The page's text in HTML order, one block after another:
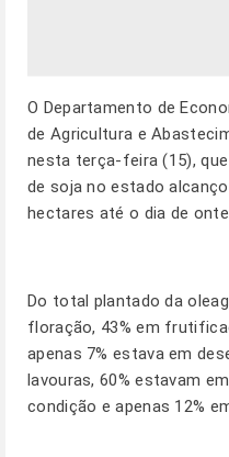
O Departamento de
de Agricultura e
nesta terça-feira (15),
de soja no estado
hectares até o dia de
Do total plantado da
floração, 43% em
apenas 7% estava em
lavouras, 60% estavam
condição e apenas 12%